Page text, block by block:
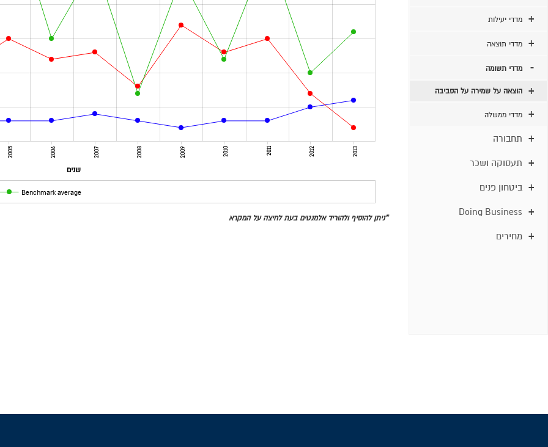
מדדי יעילות
מדדי תוצאה
מדדי תשומה
הוצאה על שמירה על הסביבה
מדדי ממשלה
תחבורה
תעסוקה ושכר
ביטחון פנים
Doing Business
מחירים
2005 2006 2007 2008 2009 2010 2011 2012 2013
שנים
Benchmark average
*ניתן להוסיף ולהוריד אלמנטים בעת לחיצה על המקרא